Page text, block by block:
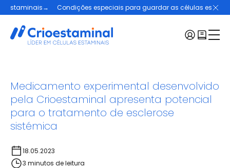
→ Condições especiais para guardar as células estaminais
Células estaminais
Casos de Sucesso
Crioestaminal
Blogue
Contactos
Medicamento experimental desenvolvido
pela Crioestaminal apresenta potencial
para o tratamento de esclerose
sistémica
18.05.2023
3 minutos de leitura